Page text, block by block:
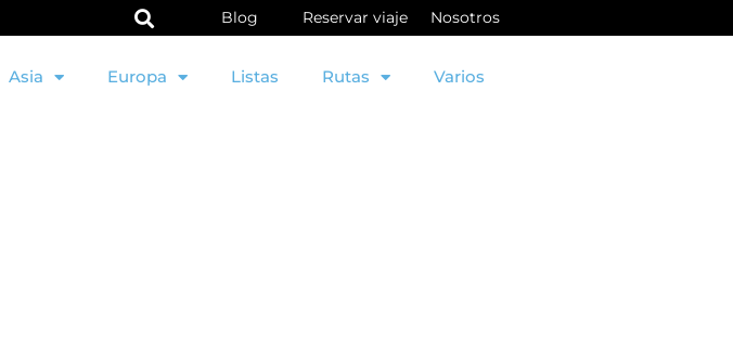
Blog Reservar viaje Nosotros
Asia Europa Listas Rutas Varios